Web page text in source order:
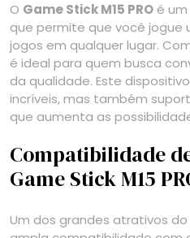
O Game Stick M15 PRO é
que permite que você jogue
jogos em qualquer lugar.
é ideal para quem busca
da qualidade. Este
incríveis, mas também
que aumenta as
Compatibilidade
Game Stick M15
Um dos grandes atrativos do